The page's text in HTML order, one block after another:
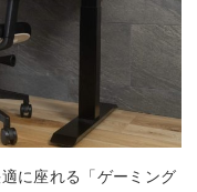
に座れる「ゲーミング